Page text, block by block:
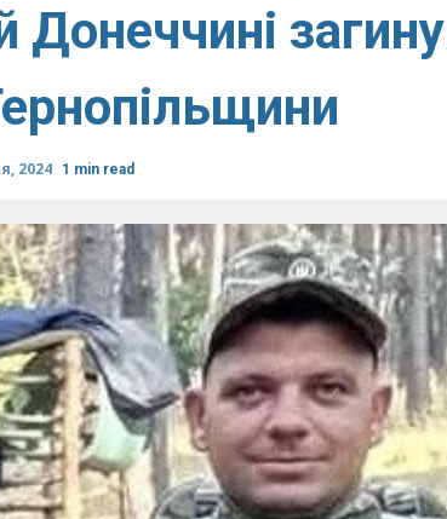
Донеччині
2024 1 min read